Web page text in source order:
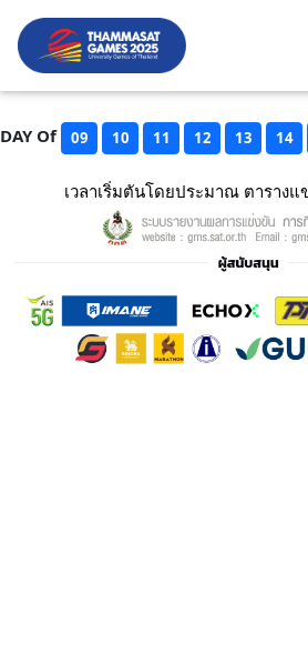
DAY Of 09 10 11 12 13 14
เวลาเริ่มตันโดยประมาณ ตาราง